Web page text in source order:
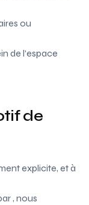
ou
de l’espace
de
explicite, et à
, nous